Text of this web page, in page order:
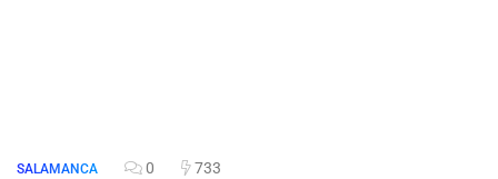
SALAMANCA 0 733